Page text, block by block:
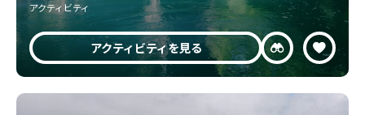
アクティビティ
アクティビティを見る